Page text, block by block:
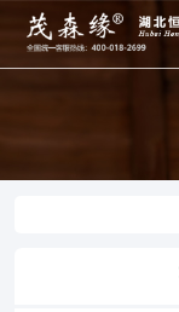
产品